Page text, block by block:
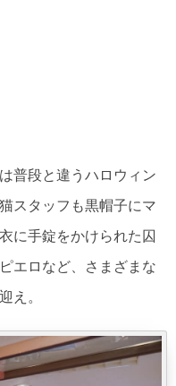
普段と違うハロウィン
スタッフも黒帽子にマ
に手錠をかけられた囚
エロなど、さまざまな
え。